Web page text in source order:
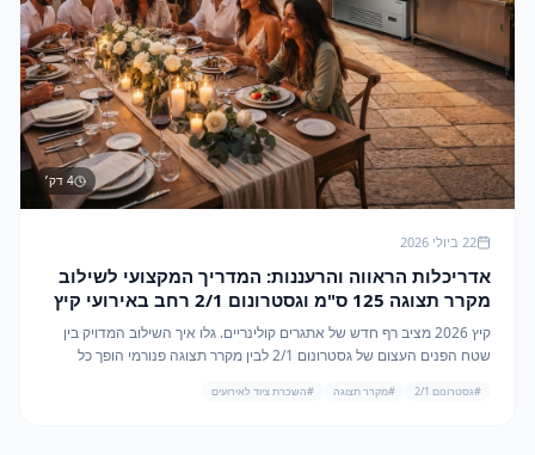
4 דק׳
22 ביולי 2026
אדריכלות הראווה והרעננות: המדריך המקצועי לשילוב
מקרר תצוגה 125 ס"מ וגסטרונום 2/1 רחב באירועי קיץ
2026
קיץ 2026 מציב רף חדש של אתגרים קולינריים. גלו איך השילוב המדויק בין
שטח הפנים העצום של גסטרונום 2/1 לבין מקרר תצוגה פנורמי הופך כל
#גסטרונום 2/1 #מקרר תצוגה #השכרת ציוד לאירועים